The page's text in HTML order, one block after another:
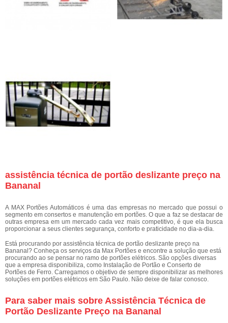
assistência técnica de portão deslizante preço na
Bananal
A MAX Portões Automáticos é uma das empresas no mercado que possui o
segmento em consertos e manutenção em portões. O que a faz se destacar de
outras empresa em um mercado cada vez mais competitivo, é que ela busca
proporcionar a seus clientes segurança, conforto e praticidade no dia-a-dia.
Está procurando por assistência técnica de portão deslizante preço na
Bananal? Conheça os serviços da Max Portões e encontre a solução que está
procurando ao se pensar no ramo de portões elétricos. São opções diversas
que a empresa disponibiliza, como Instalação de Portão e Conserto de
Portões de Ferro. Carregamos o objetivo de sempre disponibilizar as melhores
soluções em portões elétricos em São Paulo. Não deixe de falar conosco.
Para saber mais sobre Assistência Técnica de
Portão Deslizante Preço na Bananal